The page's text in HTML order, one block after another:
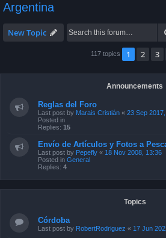
Argentina
New Topic
117 topics 1 2 3
Announcements
Reglas del Foro
Last post by Marais Cristián « 23 Sep
Posted in
Replies: 15
Envío de Artículos y Fotos a
Last post by Pepefly « 18 Nov 2008, 13:36
Posted in General
Replies: 4
Topics
Córdoba
Last post by RobertRodriguez « 17 Jun